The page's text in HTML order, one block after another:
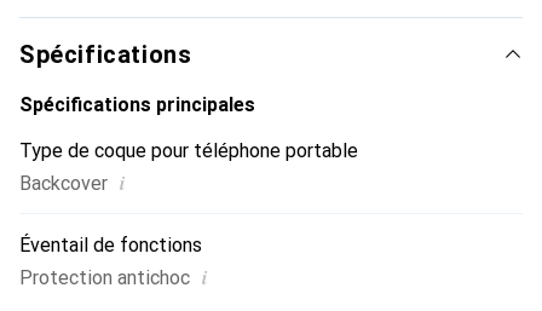
marque Noreve est un choix sûr pour une clientèle
exigeante.
Spécifications
Spécifications principales
Type de coque pour téléphone portable
Backcover i
Éventail de fonctions
Protection antichoc i